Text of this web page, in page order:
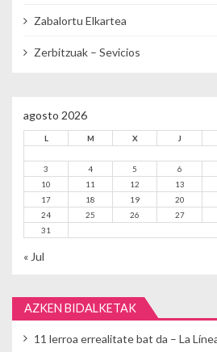
Zabalortu Elkartea
Zerbitzuak – Sevicios
agosto 2026
L M X J
3
4 5 6
10
11 12 13
17
18 19 20
24
25 26 27
31
« Jul
AZKEN BIDALKETAK
11 lerroa errealitate bat da – La